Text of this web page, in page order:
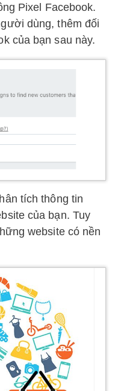
Pixel Facebook.
dùng, thêm đối
của bạn sau này.
tích thông tin
của bạn. Tuy
website có nền